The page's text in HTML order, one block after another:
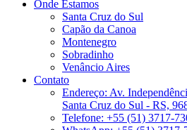
Onde Estamos
Santa Cruz do Sul
Capão da Canoa
Montenegro
Sobradinho
Venâncio Aires
Contato
Endereço: Av.
Santa Cruz do Sul - RS,
Telefone: +55 (51) 3717-